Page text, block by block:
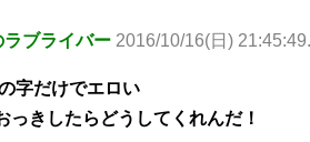
ラブライバー 2016/10/16(日)
字だけでエロい
っきしたらどうしてくれんだ！